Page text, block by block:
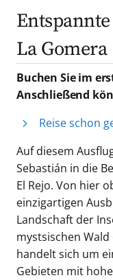
La Gomera
Buchen Sie im
Anschließend
Reise schon
Auf diesem
Sebastián in die
El Rejo. Von hier
einzigartigen
Landschaft der
mystsischen
handelt sich um
Gebieten mit